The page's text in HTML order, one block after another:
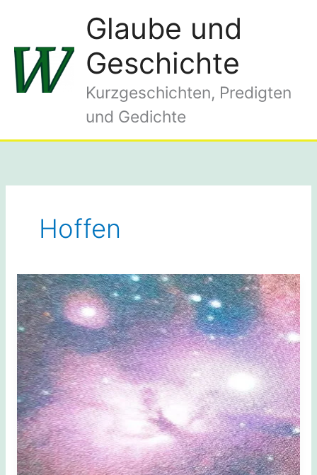
springen
Glaube und
Geschichte
Kurzgeschichten, Predigten
und Gedichte
Hoffen